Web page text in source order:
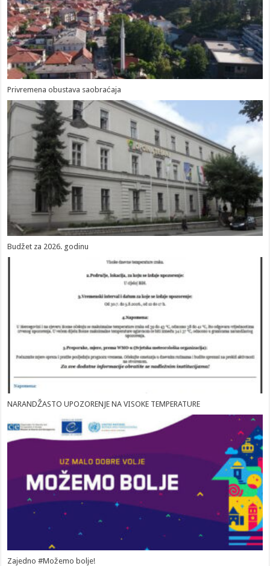
Privremena obustava saobraćaja
Budžet za 2026. godinu
NARANDŽASTO UPOZORENJE NA VISOKE TEMPERATURE
Zajedno #Možemo bolje!